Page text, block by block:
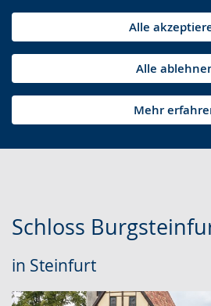
Alle
Alle
Mehr
Schloss
in Steinfurt